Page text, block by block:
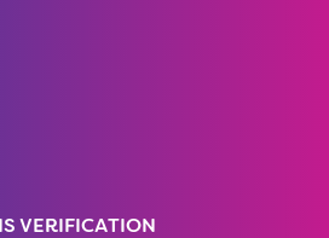
VERIFICATION